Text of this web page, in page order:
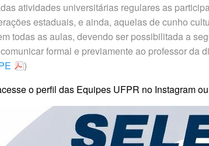
atividades universitárias regulares as
estaduais, e ainda, aquelas de cunho
todas as aulas, devendo ser possibilitada a
formal e previamente ao professor
)
o perfil das Equipes UFPR no Instagram